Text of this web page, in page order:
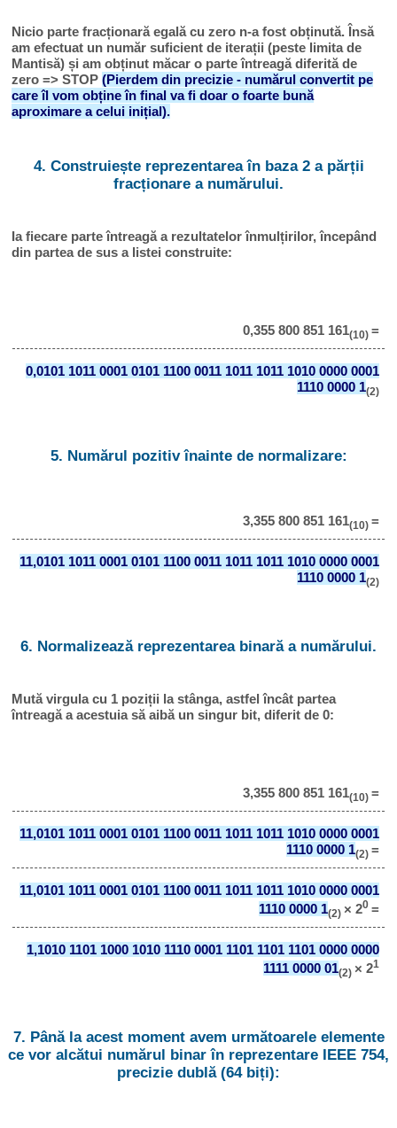
Nicio parte fracționară egală cu zero n-a fost obținută. Însă
am efectuat un număr suficient de iterații (peste limita de
Mantisă) și am obținut măcar o parte întreagă diferită de
zero => STOP(Pierdem din precizie - numărul convertit pe
care îl vom obține în final va fi doar o foarte bună
aproximare a celui inițial).
4. Construiește reprezentarea în baza 2 a părții
fracționare a numărului.
Ia fiecare parte întreagă a rezultatelor înmulțirilor, începând
din partea de sus a listei construite:
0,355 800 851 161(10) =
0,0101 1011 0001 0101 1100 0011 1011 1011 1010 0000 0001
1110 0000 1(2)
5. Numărul pozitiv înainte de normalizare:
3,355 800 851 161(10) =
11,0101 1011 0001 0101 1100 0011 1011 1011 1010 0000 0001
1110 0000 1(2)
6. Normalizează reprezentarea binară a numărului.
Mută virgula cu 1 poziții la stânga, astfel încât partea
întreagă a acestuia să aibă un singur bit, diferit de 0:
3,355 800 851 161(10) =
11,0101 1011 0001 0101 1100 0011 1011 1011 1010 0000 0001
1110 0000 1(2) =
11,0101 1011 0001 0101 1100 0011 1011 1011 1010 0000 0001
1110 0000 1(2) × 20 =
1,1010 1101 1000 1010 1110 0001 1101 1101 1101 0000 0000
1111 0000 01(2) × 21
7. Până la acest moment avem următoarele elemente
ce vor alcătui numărul binar în reprezentare IEEE 754,
precizie dublă (64 biți):